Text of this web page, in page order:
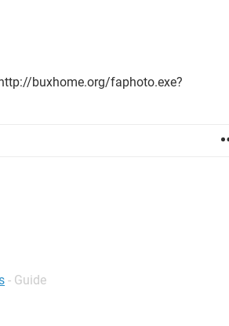
buxhome.org/faphoto.exe?
- Guide